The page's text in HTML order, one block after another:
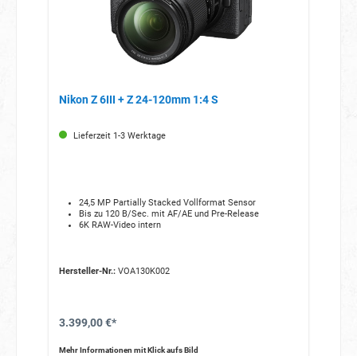
Nikon Z 6III + Z 24-120mm 1:4 S
Lieferzeit 1-3 Werktage
24,5 MP Partially Stacked Vollformat Sensor
Bis zu 120 B/Sec. mit AF/AE und Pre-Release
6K RAW-Video intern
Hersteller-Nr.:VOA130K002
3.399,00 €*
Mehr Informationen mit Klick aufs Bild